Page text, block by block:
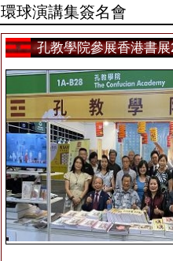
環球演講集簽名會
孔教學院參展香港書